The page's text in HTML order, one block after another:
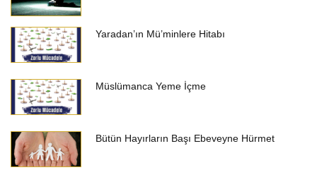
Yaradan’ın Mü’minlere Hitabı
Müslümanca Yeme İçme
Bütün Hayırların Başı Ebeveyne Hürmet